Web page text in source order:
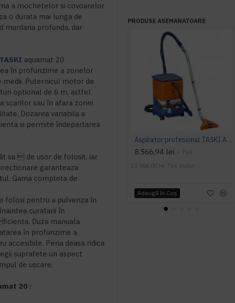
a mochetelor si covoarelor
o durata mai lunga de
murdaria profunda, dar
TASKI aquamat 20
în profunzime a zonelor
Puternicul motor de
optional de 6 m, astfel
scarilor sau în afara zonei
Dozarea variabila a
si permite îndepartarea
sa  de usor de folosit, iar
garanteaza
Gama completa de
folosi pentru a pulveriza în
curatarii în
Duza manuala
în profunzime a
accesibile. Peria deasa ridica
suprafete un aspect
de uscare.
20 :
PRODUSE ASEMANATOARE
Aspirator profesional TASKI Aquamat 10.1, 900 W, TASKI
8.566,94 lei + TVA
10.366,00 lei TVA inclus
Adaugă în Coş